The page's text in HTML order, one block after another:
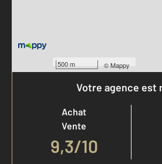
500 m ©Mappy
Votre agence est
Achat
Vente
9,3/10